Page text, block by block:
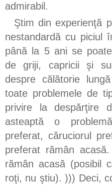
admirabil.
Ştim din experienţă
nestandardă cu piciul
până la 5 ani se
de griji, capricii şi
despre călătorie
toate problemele de
privire la despărţire
asteaptă o
preferat, căruciorul
preferat rămân
rămân acasă (posibil
roţi, nu ştiu). ))) Deci,